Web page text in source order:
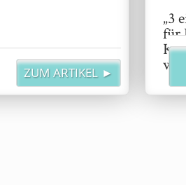
ZUM ARTIKEL ►
„3
für